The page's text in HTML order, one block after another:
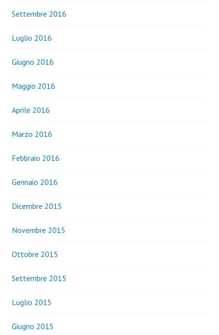
Settembre 2016
Luglio 2016
Giugno 2016
Maggio 2016
Aprile 2016
Marzo 2016
Febbraio 2016
Gennaio 2016
Dicembre 2015
Novembre 2015
Ottobre 2015
Settembre 2015
Luglio 2015
Giugno 2015